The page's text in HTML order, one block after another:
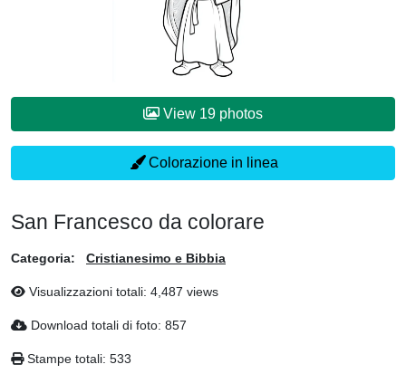
View 19 photos
Colorazione in linea
San Francesco da colorare
Categoria: Cristianesimo e Bibbia
Visualizzazioni totali: 4,487 views
Download totali di foto: 857
Stampe totali: 533